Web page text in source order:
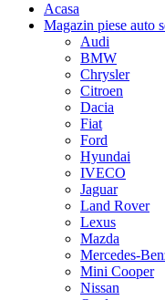
cumpărături
Acasa
Magazin piese auto
Audi
BMW
Chrysler
Citroen
Dacia
Fiat
Ford
Hyundai
IVECO
Jaguar
Land Rover
Lexus
Mazda
Mercedes-
Mini Cooper
Nissan